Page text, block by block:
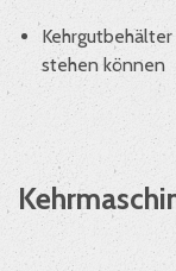
stehen können